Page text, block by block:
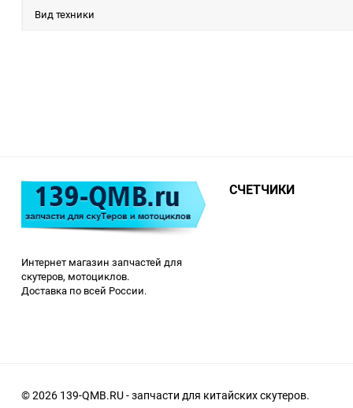
Вид техники
Интернет магазин запчастей для
скутеров, мотоциклов.
Доставка по всей России.
СЧЕТЧИКИ
© 2026 139-QMB.RU - запчасти для китайских скутеров.